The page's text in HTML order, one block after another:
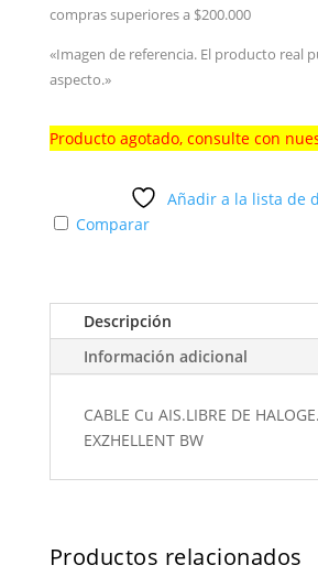
compras superiores a $200.000
«Imagen de referencia. El producto real
aspecto.»
Producto agotado, consulte con
Añadir a la lista de
Comparar
Descripción
Información adicional
CABLE Cu AIS.LIBRE DE
EXZHELLENT BW
Productos relacionados